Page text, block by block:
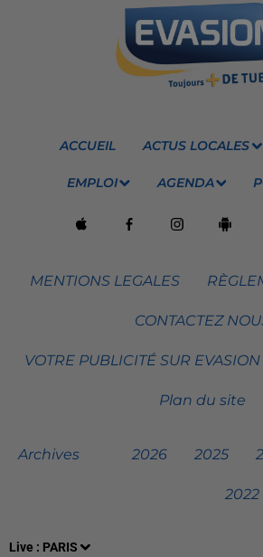
Live : PARIS
ACCUEIL ACTUS LOCALES
EMPLOI AGENDA
MENTIONS LEGALES
CONTACTEZ
VOTRE PUBLICITÉ SUR EVASION
Plan du site
Archives 2026 2025
2022